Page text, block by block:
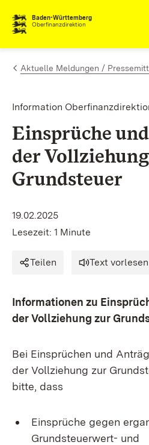
Zum Inhalt springen
Baden-Württemberg
Oberfinanzdirektion
Aktuelle Meldungen /
Information
Einsprüche
der
Grundsteuer
19.02.2025
Lesezeit: 1 Minute
Teilen Text vorlesen
Informationen zu
der Vollziehung zur
Bei Einsprüchen und
der Vollziehung zur
bitte, dass
Einsprüche gegen
Grundsteuerwert- und